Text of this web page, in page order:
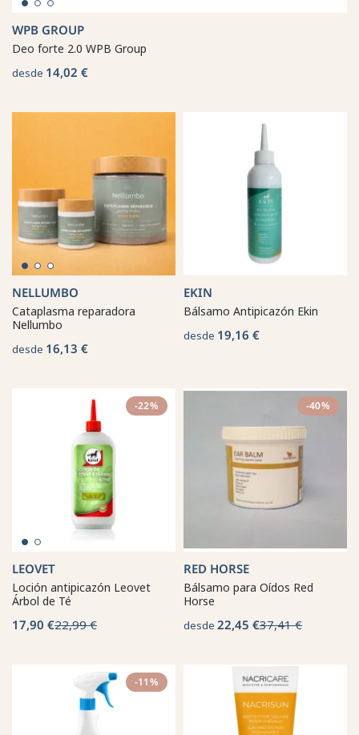
WPB GROUP
Deo forte 2.0 WPB Group
desde 14,02 €
NELLUMBO
Cataplasma reparadora
Nellumbo
desde 16,13 €
EKIN
Bálsamo Antipicazón Ekin
desde 19,16 €
-22%
LEOVET
Loción antipicazón Leovet
Árbol de Té
17,90 €22,99 €
-40%
RED HORSE
Bálsamo para Oídos Red
Horse
desde 22,45 €37,41 €
-11%